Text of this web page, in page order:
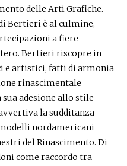
delle Arti Grafiche.
Bertieri è al culmine,
a fiere
Bertieri riscopre in
e artistici, fatti di armonia
rinascimentale
sua adesione allo stile
la sudditanza
nordamericani
del Rinascimento. Di
come raccordo tra